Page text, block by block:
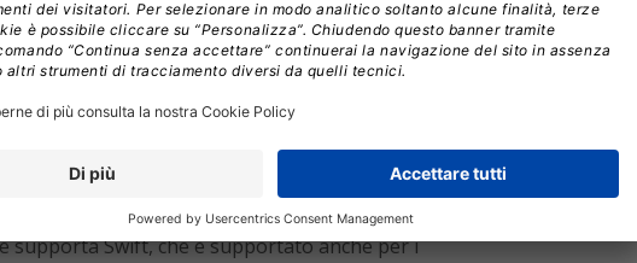
a pagamento. Alcuni dei più importanti
diGithub,Azure Machine Learning lab,
sia simile, esistono differenze che potrebbero
Python, ma in seguito le preferenze locali
esempio, supporta anche F#, un linguaggio
supporta Swift, che è supportato anche per i